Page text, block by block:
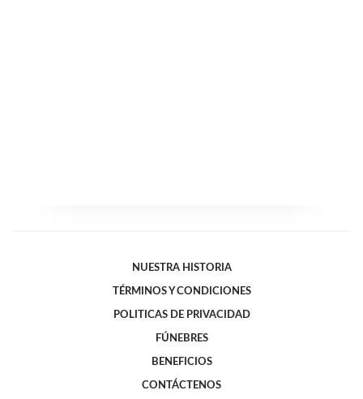
NUESTRA HISTORIA
TÉRMINOS Y CONDICIONES
POLITICAS DE PRIVACIDAD
FÚNEBRES
BENEFICIOS
CONTÁCTENOS